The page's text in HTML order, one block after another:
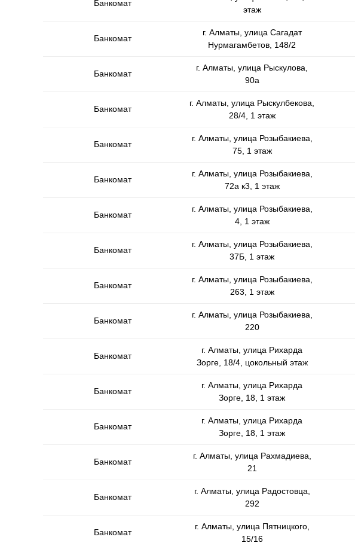
Банкомат
этаж
Банкомат
г. Алматы, улица Сагадат
Нурмагамбетов, 148/2
Банкомат
г. Алматы, улица Рыскулова,
90а
Банкомат
г. Алматы, улица Рыскулбекова,
28/4, 1 этаж
Банкомат
г. Алматы, улица Розыбакиева,
75, 1 этаж
Банкомат
г. Алматы, улица Розыбакиева,
72а к3, 1 этаж
Банкомат
г. Алматы, улица Розыбакиева,
4, 1 этаж
Банкомат
г. Алматы, улица Розыбакиева,
37Б, 1 этаж
Банкомат
г. Алматы, улица Розыбакиева,
263, 1 этаж
Банкомат
г. Алматы, улица Розыбакиева,
220
Банкомат
г. Алматы, улица Рихарда
Зорге, 18/4, цокольный этаж
Банкомат
г. Алматы, улица Рихарда
Зорге, 18, 1 этаж
Банкомат
г. Алматы, улица Рихарда
Зорге, 18, 1 этаж
Банкомат
г. Алматы, улица Рахмадиева,
21
Банкомат
г. Алматы, улица Радостовца,
292
Банкомат
г. Алматы, улица Пятницкого,
15/16